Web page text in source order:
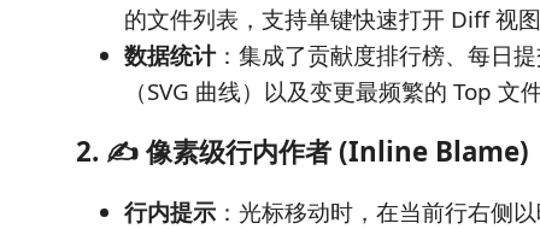
的文件列表，支持单键快速打开 Diff 视
数据统计：集成了贡献度排行榜、每日
（SVG 曲线）以及变更最频繁的 Top 文
2. ✍️ 像素级行内作者 (Inline Blame)
行内提示 ：光标移动时，在当前行右侧